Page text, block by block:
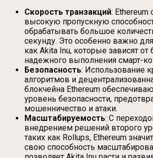
Скорость транзакций: Ethereum
высокую пропускную
обрабатывать большое
секунду. Это особенно важно
как Akita Inu, которые зависят от
надежного выполнения смарт-
Безопасность: Использование
алгоритмов и
блокчейна Ethereum
уровень безопасности,
мошенничество и атаки.
Масштабируемость: С
внедрением решений второго
таких как Rollups, Ethereum
свою способность